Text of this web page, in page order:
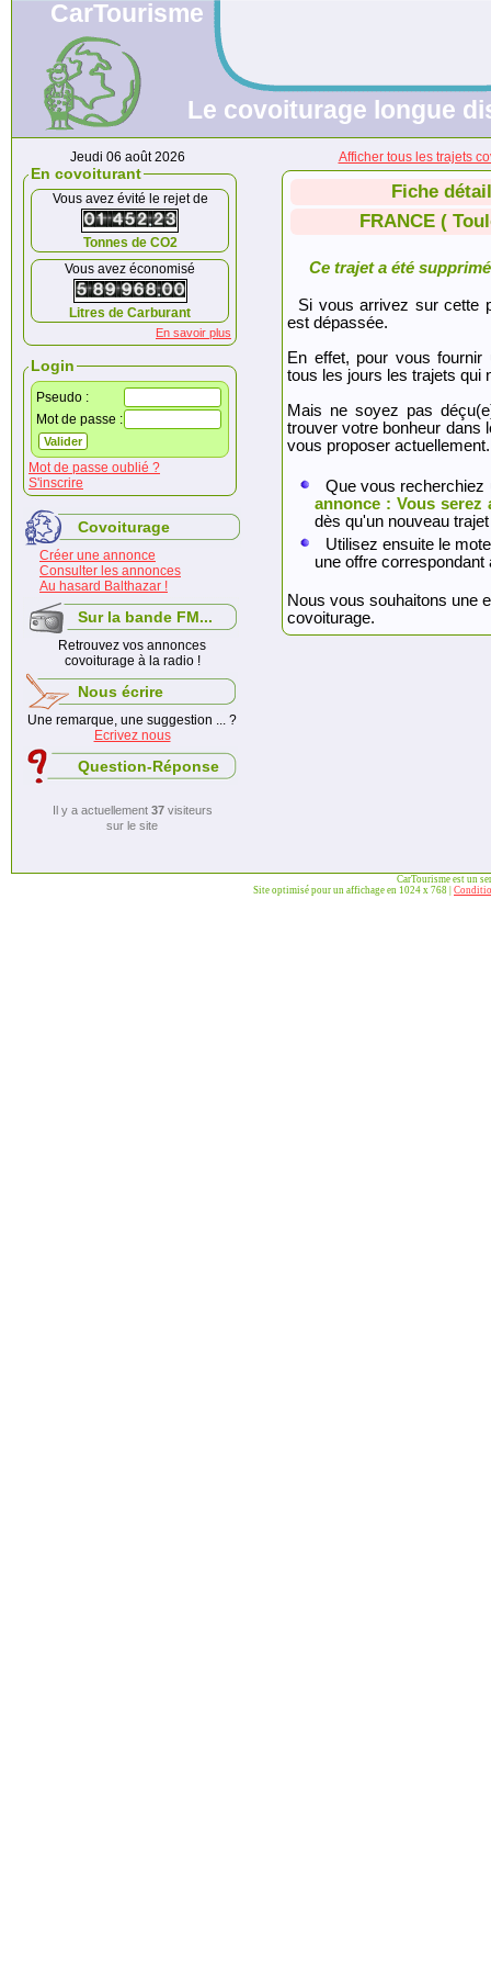
CarTourisme
Le covoiturage longue
Jeudi 06 août 2026
En covoiturant
Vous avez évité le rejet de
Tonnes de CO2
Vous avez économisé
Litres de Carburant
En savoir plus
Login
Pseudo :
Mot de passe :
Mot de passe oublié ?
S'inscrire
Covoiturage
Créer une annonce
Consulter les annonces
Au hasard Balthazar !
Sur la bande FM...
Retrouvez vos annonces
covoiturage à la radio !
Nous écrire
Une remarque, une suggestion ... ?
Ecrivez nous
Question-Réponse
Il y a actuellement 37visiteurs
sur le site
Afficher tous les trajets
Fiche
FRANCE (
Ce trajet a été
Si vous arrivez sur cette
est dépassée.
En effet, pour vous fournir
tous les jours les trajets qui
Mais ne soyez pas
trouver votre bonheur dans
vous proposer actuellement.
Que vous
annonce : Vous serez
dès qu'un nouveau
Utilisez ensuite le
une offre
Nous vous souhaitons une
covoiturage.
CarTourisme est un
Site optimisé pour un affichage en 1024 x 768 |